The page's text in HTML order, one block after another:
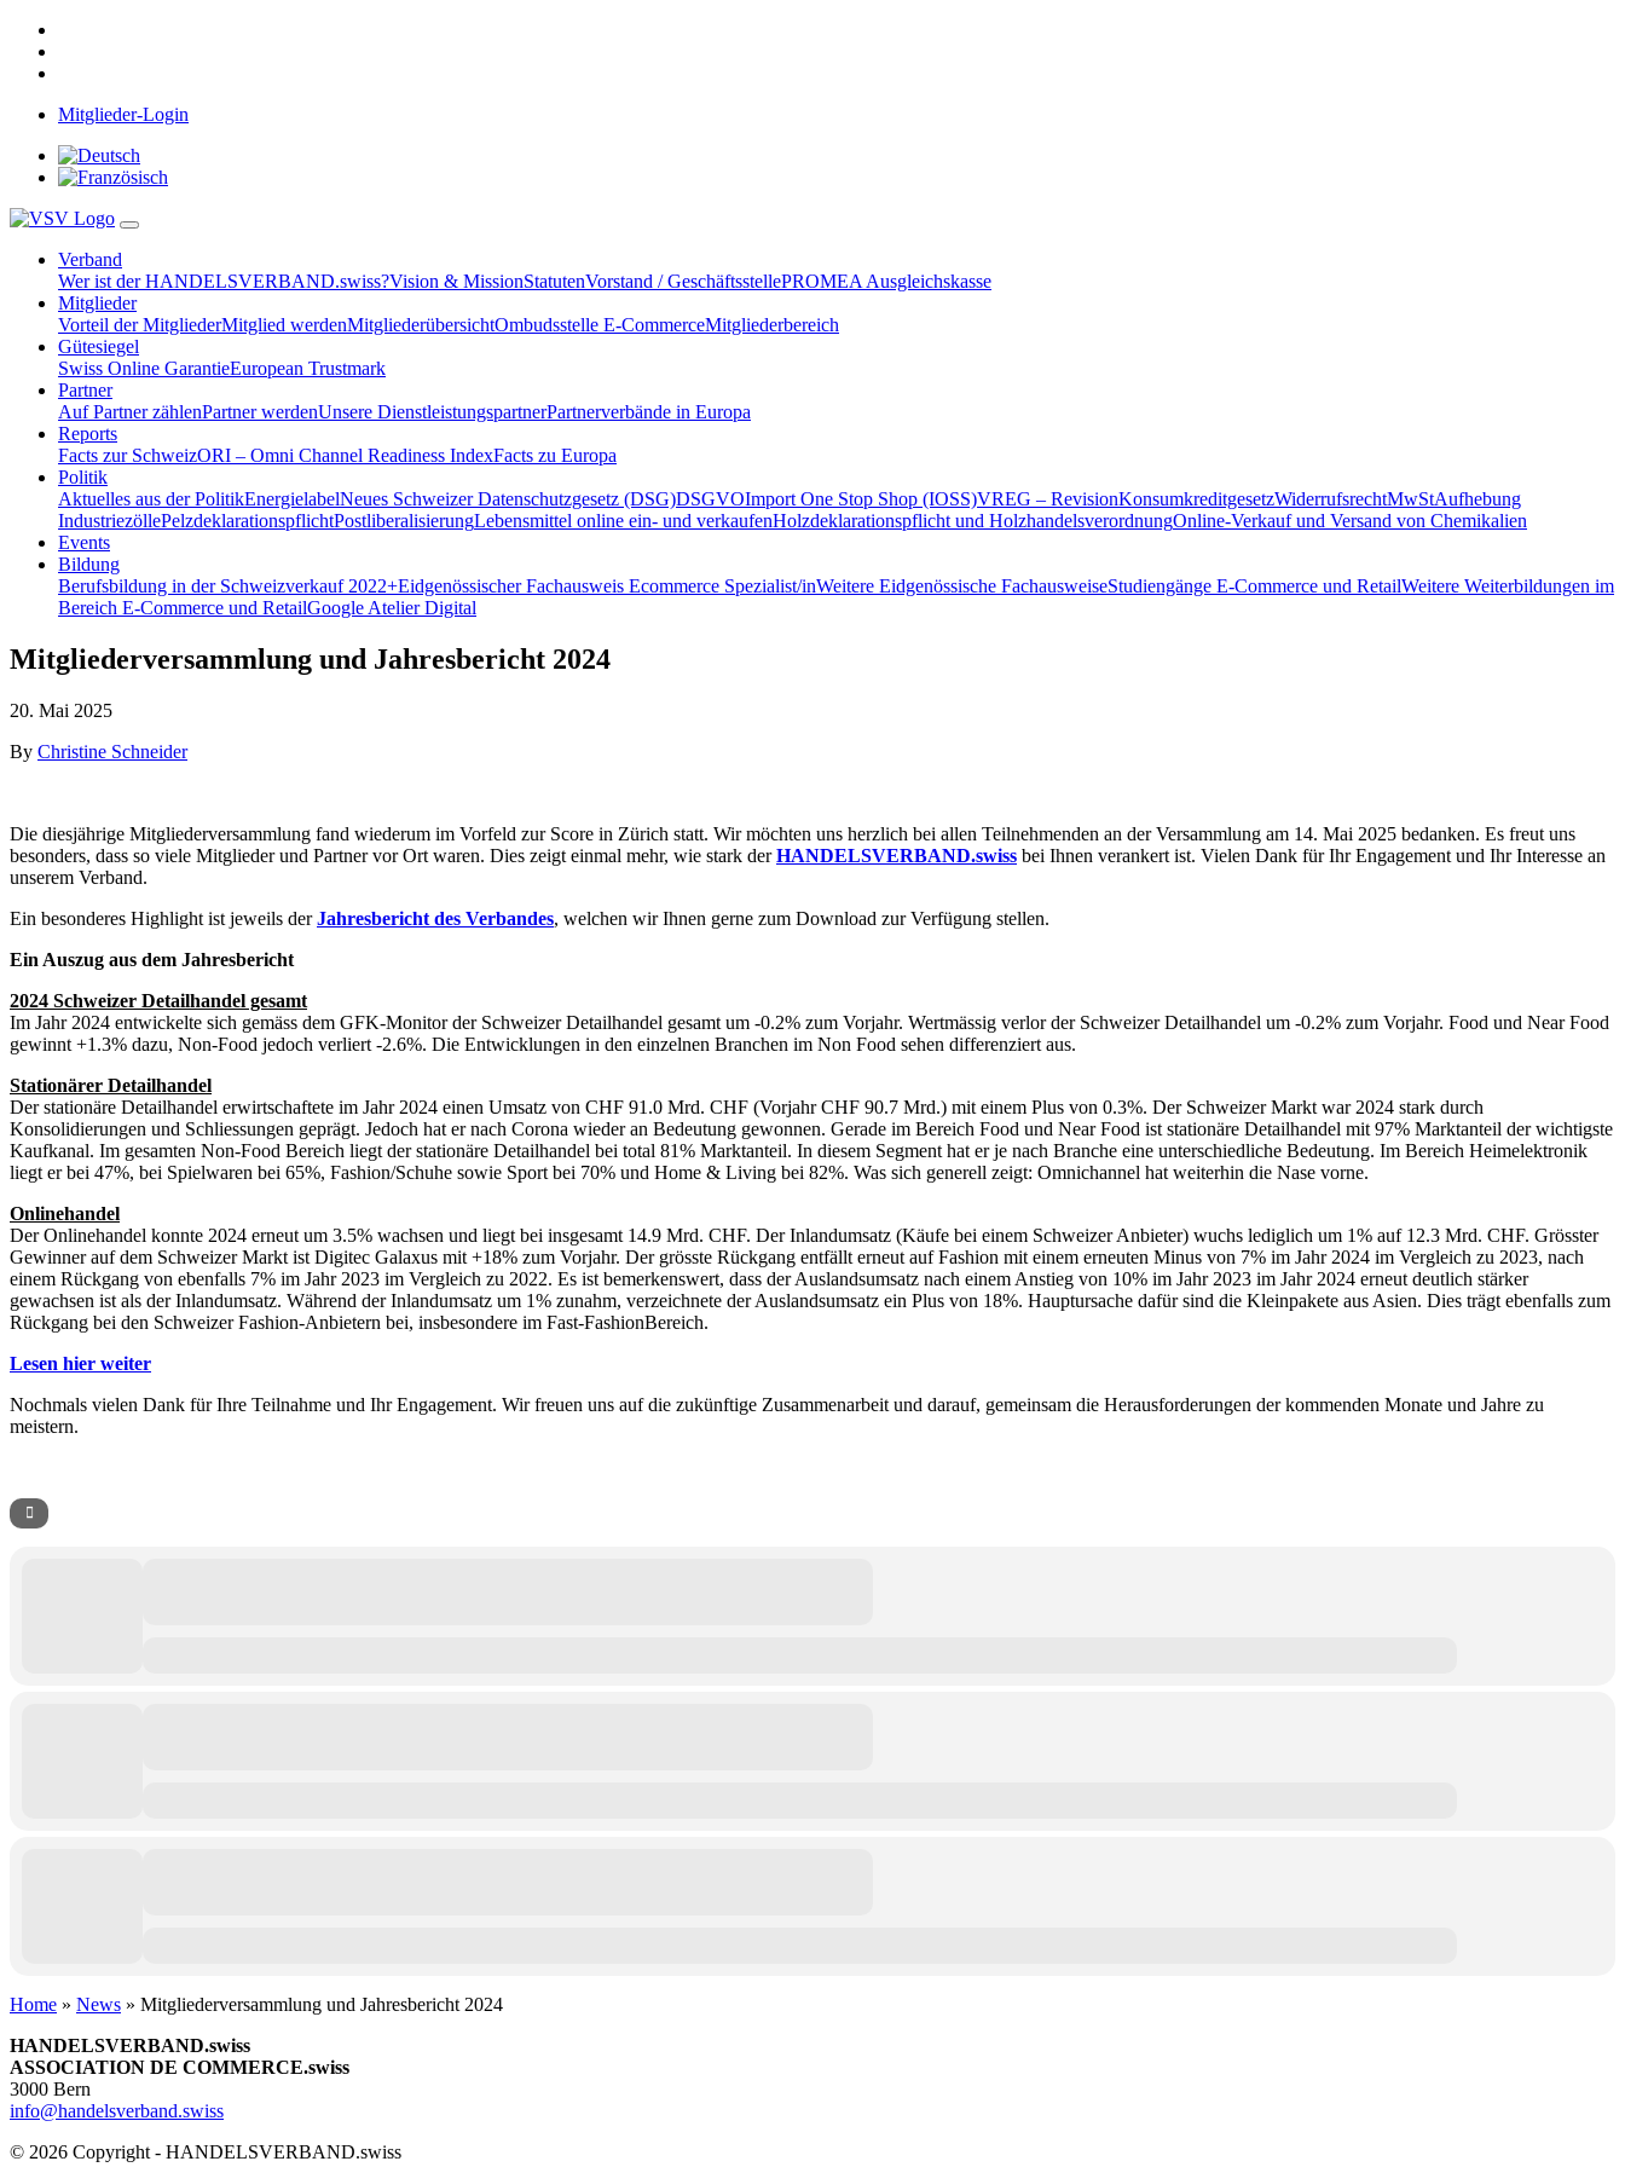
Mitglieder-Login
Verband
Wer ist der HANDELSVERBAND.swiss?Vision & MissionStatutenVorstand / GeschäftsstellePROMEA Ausgleichskasse
Mitglieder
Vorteil der MitgliederMitglied werdenMitgliederübersichtOmbudsstelle E-CommerceMitgliederbereich
Gütesiegel
Swiss Online GarantieEuropean Trustmark
Partner
Auf Partner zählenPartner werdenUnsere DienstleistungspartnerPartnerverbände in Europa
Reports
Facts zur SchweizORI – Omni Channel Readiness IndexFacts zu Europa
Politik
Aktuelles aus der PolitikEnergielabelNeues Schweizer Datenschutzgesetz (DSG)DSGVOImport One Stop Shop (IOSS)VREG – RevisionKonsumkreditgesetzWiderrufsrechtMwStAufhebung
IndustriezöllePelzdeklarationspflichtPostliberalisierungLebensmittel online ein- und verkaufenHolzdeklarationspflicht und HolzhandelsverordnungOnline-Verkauf und Versand von Chemikalien
Events
Bildung
Berufsbildung in der Schweizverkauf 2022+Eidgenössischer Fachausweis Ecommerce Spezialist/inWeitere Eidgenössische FachausweiseStudiengänge E-Commerce und RetailWeitere Weiterbildungen im
Bereich E-Commerce und RetailGoogle Atelier Digital
Mitgliederversammlung und Jahresbericht 2024
20. Mai 2025
By Christine Schneider
Die diesjährige Mitgliederversammlung fand wiederum im Vorfeld zur Score in Zürich statt. Wir möchten uns herzlich bei allen Teilnehmenden an der Versammlung am 14. Mai 2025 bedanken. Es freut uns
besonders, dass so viele Mitglieder und Partner vor Ort waren. Dies zeigt einmal mehr, wie stark derHANDELSVERBAND.swiss bei Ihnen verankert ist. Vielen Dank für Ihr Engagement und Ihr Interesse an
unserem Verband.
Ein besonderes Highlight ist jeweils derJahresbericht des Verbandes, welchen wir Ihnen gerne zum Download zur Verfügung stellen.
Ein Auszug aus dem Jahresbericht
2024 Schweizer Detailhandel gesamt
Im Jahr 2024 entwickelte sich gemäss dem GFK-Monitor der Schweizer Detailhandel gesamt um -0.2% zum Vorjahr. Wertmässig verlor der Schweizer Detailhandel um -0.2% zum Vorjahr. Food und Near Food
gewinnt +1.3% dazu, Non-Food jedoch verliert -2.6%. Die Entwicklungen in den einzelnen Branchen im Non Food sehen differenziert aus.
Stationärer Detailhandel
Der stationäre Detailhandel erwirtschaftete im Jahr 2024 einen Umsatz von CHF 91.0 Mrd. CHF (Vorjahr CHF 90.7 Mrd.) mit einem Plus von 0.3%. Der Schweizer Markt war 2024 stark durch
Konsolidierungen und Schliessungen geprägt. Jedoch hat er nach Corona wieder an Bedeutung gewonnen. Gerade im Bereich Food und Near Food ist stationäre Detailhandel mit 97% Marktanteil der wichtigste
Kaufkanal. Im gesamten Non-Food Bereich liegt der stationäre Detailhandel bei total 81% Marktanteil. In diesem Segment hat er je nach Branche eine unterschiedliche Bedeutung. Im Bereich Heimelektronik
liegt er bei 47%, bei Spielwaren bei 65%, Fashion/Schuhe sowie Sport bei 70% und Home & Living bei 82%. Was sich generell zeigt: Omnichannel hat weiterhin die Nase vorne.
Onlinehandel
Der Onlinehandel konnte 2024 erneut um 3.5% wachsen und liegt bei insgesamt 14.9 Mrd. CHF. Der Inlandumsatz (Käufe bei einem Schweizer Anbieter) wuchs lediglich um 1% auf 12.3 Mrd. CHF. Grösster
Gewinner auf dem Schweizer Markt ist Digitec Galaxus mit +18% zum Vorjahr. Der grösste Rückgang entfällt erneut auf Fashion mit einem erneuten Minus von 7% im Jahr 2024 im Vergleich zu 2023, nach
einem Rückgang von ebenfalls 7% im Jahr 2023 im Vergleich zu 2022. Es ist bemerkenswert, dass der Auslandsumsatz nach einem Anstieg von 10% im Jahr 2023 im Jahr 2024 erneut deutlich stärker
gewachsen ist als der Inlandumsatz. Während der Inlandumsatz um 1% zunahm, verzeichnete der Auslandsumsatz ein Plus von 18%. Hauptursache dafür sind die Kleinpakete aus Asien. Dies trägt ebenfalls zum
Rückgang bei den Schweizer Fashion-Anbietern bei, insbesondere im Fast-FashionBereich.
Lesen hier weiter
Nochmals vielen Dank für Ihre Teilnahme und Ihr Engagement. Wir freuen uns auf die zukünftige Zusammenarbeit und darauf, gemeinsam die Herausforderungen der kommenden Monate und Jahre zu
meistern.
Home » News » Mitgliederversammlung und Jahresbericht 2024
HANDELSVERBAND.swiss
ASSOCIATION DE COMMERCE.swiss
3000 Bern
info@handelsverband.swiss
© 2026 Copyright - HANDELSVERBAND.swiss